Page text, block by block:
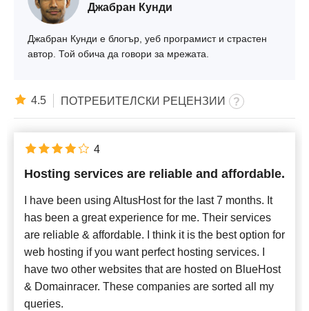
Джабран Кунди
Джабран Кунди е блогър, уеб програмист и страстен
автор. Той обича да говори за мрежата.
4.5 ПОТРЕБИТЕЛСКИ РЕЦЕНЗИИ
Hosting services are reliable and affordable.
I have been using AltusHost for the last 7 months. It
has been a great experience for me. Their services
are reliable & affordable. I think it is the best option for
web hosting if you want perfect hosting services. I
have two other websites that are hosted on BlueHost
& Domainracer. These companies are sorted all my
queries.
4